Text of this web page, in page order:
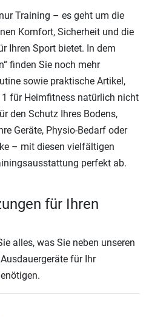
Training – es geht um die
Komfort, Sicherheit und die
Ihren Sport bietet. In dem
finden Sie noch mehr
sowie praktische Artikel,
1 für Heimfitness natürlich nicht
den Schutz Ihres Bodens,
Geräte, Physio-Bedarf oder
– mit diesen vielfältigen
perfekt ab.
für Ihren
alles, was Sie neben unseren
für Ihr